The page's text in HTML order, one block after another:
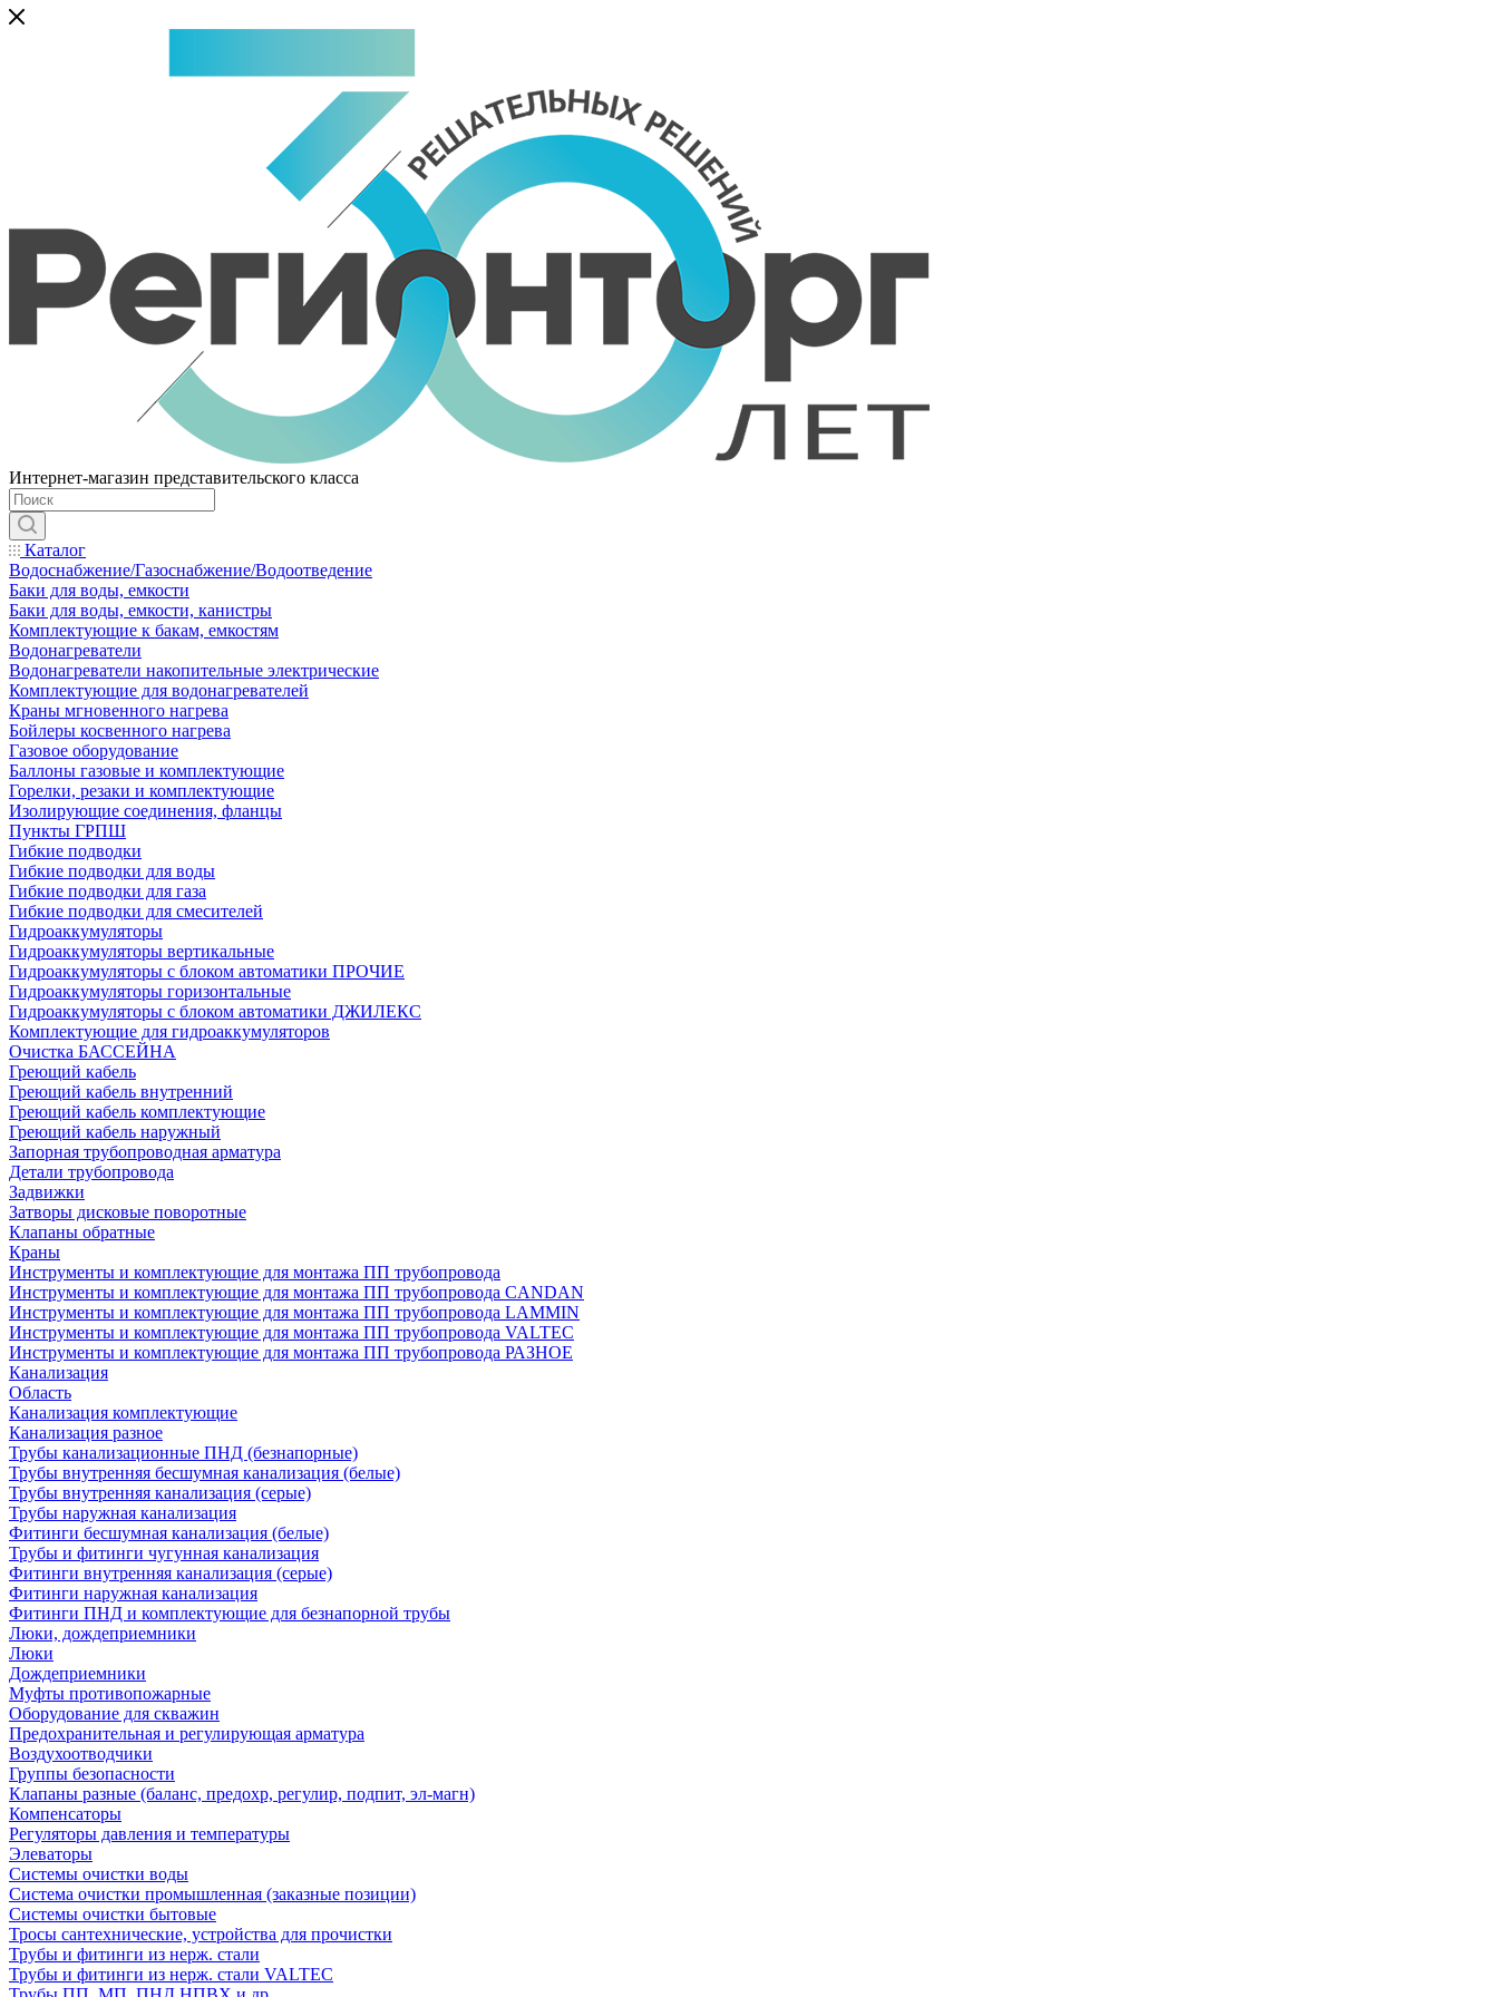
Интернет-магазин представительского класса
Каталог
Водоснабжение/Газоснабжение/Водоотведение
Баки для воды, емкости
Баки для воды, емкости, канистры
Комплектующие к бакам, емкостям
Водонагреватели
Водонагреватели накопительные электрические
Комплектующие для водонагревателей
Краны мгновенного нагрева
Бойлеры косвенного нагрева
Газовое оборудование
Баллоны газовые и комплектующие
Горелки, резаки и комплектующие
Изолирующие соединения, фланцы
Пункты ГРПШ
Гибкие подводки
Гибкие подводки для воды
Гибкие подводки для газа
Гибкие подводки для смесителей
Гидроаккумуляторы
Гидроаккумуляторы вертикальные
Гидроаккумуляторы с блоком автоматики ПРОЧИЕ
Гидроаккумуляторы горизонтальные
Гидроаккумуляторы с блоком автоматики ДЖИЛЕКС
Комплектующие для гидроаккумуляторов
Очистка БАССЕЙНА
Греющий кабель
Греющий кабель внутренний
Греющий кабель комплектующие
Греющий кабель наружный
Запорная трубопроводная арматура
Детали трубопровода
Задвижки
Затворы дисковые поворотные
Клапаны обратные
Краны
Инструменты и комплектующие для монтажа ПП трубопровода
Инструменты и комплектующие для монтажа ПП трубопровода CANDAN
Инструменты и комплектующие для монтажа ПП трубопровода LAMMIN
Инструменты и комплектующие для монтажа ПП трубопровода VALTEC
Инструменты и комплектующие для монтажа ПП трубопровода РАЗНОЕ
Канализация
Область
Канализация комплектующие
Канализация разное
Трубы канализационные ПНД (безнапорные)
Трубы внутренняя бесшумная канализация (белые)
Трубы внутренняя канализация (серые)
Трубы наружная канализация
Фитинги бесшумная канализация (белые)
Трубы и фитинги чугунная канализация
Фитинги внутренняя канализация (серые)
Фитинги наружная канализация
Фитинги ПНД и комплектующие для безнапорной трубы
Люки, дождеприемники
Люки
Дождеприемники
Муфты противопожарные
Оборудование для скважин
Предохранительная и регулирующая арматура
Воздухоотводчики
Группы безопасности
Клапаны разные (баланс, предохр, регулир, подпит, эл-магн)
Компенсаторы
Регуляторы давления и температуры
Элеваторы
Системы очистки воды
Система очистки промышленная (заказные позиции)
Системы очистки бытовые
Тросы сантехнические, устройства для прочистки
Трубы и фитинги из нерж. стали
Трубы и фитинги из нерж. стали VALTEC